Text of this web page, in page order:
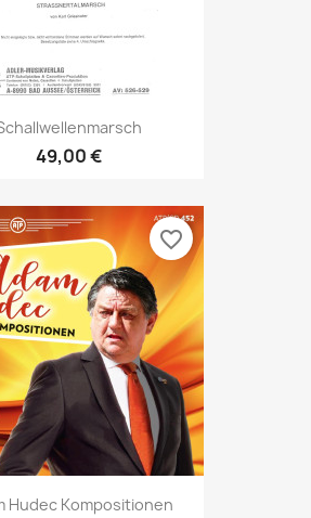
49,00 €
Hudec Kompositionen
favorite_border